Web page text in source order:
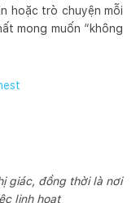
hoặc trò chuyện mỗi
mong muốn “không
giác, đồng thời là nơi
linh hoạt